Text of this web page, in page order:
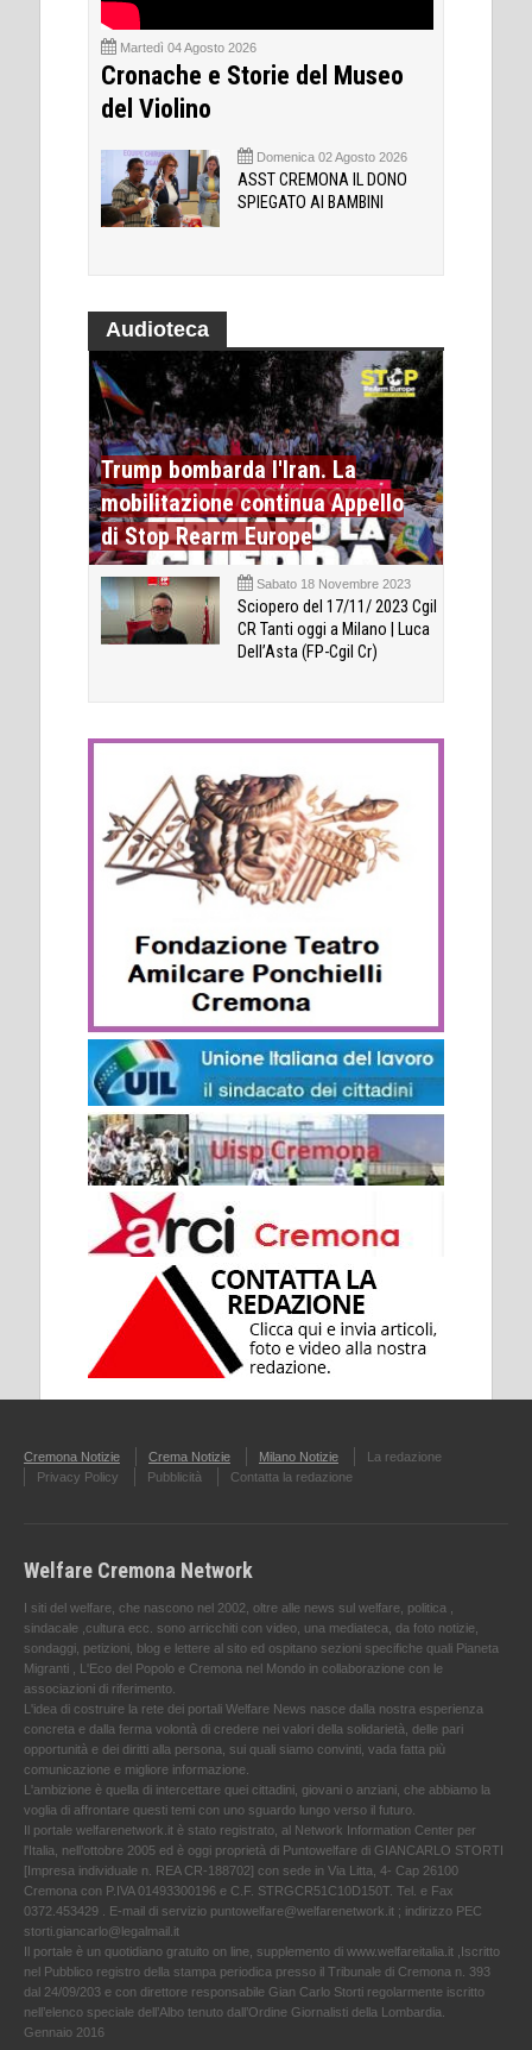
Martedì 04 Agosto 2026
Cronache e Storie del Museo
del Violino
Domenica 02 Agosto 2026
ASST CREMONA IL DONO
SPIEGATO AI BAMBINI
Audioteca
Trump bombarda l'Iran. La
mobilitazione continua Appello
di Stop Rearm Europe
Sabato 18 Novembre 2023
Sciopero del 17/11/ 2023 Cgil
CR Tanti oggi a Milano | Luca
Dell’Asta (FP-Cgil Cr)
Cremona Notizie Crema Notizie Milano Notizie
La redazione
Privacy Policy
Pubblicità Contatta la redazione
Welfare Cremona Network
I siti del welfare, che nascono nel 2002, oltre alle news sul welfare, politica ,
sindacale ,cultura ecc. sono arricchiti con video, una mediateca, da foto notizie,
sondaggi, petizioni, blog e lettere al sito ed ospitano sezioni specifiche quali Pianeta
Migranti , L'Eco del Popolo e Cremona nel Mondo in collaborazione con le
associazioni di riferimento.
L'idea di costruire la rete dei portali Welfare News nasce dalla nostra esperienza
concreta e dalla ferma volontà di credere nei valori della solidarietà, delle pari
opportunità e dei diritti alla persona, sui quali siamo convinti, vada fatta più
comunicazione e migliore informazione.
L'ambizione è quella di intercettare quei cittadini, giovani o anziani, che abbiamo la
voglia di affrontare questi temi con uno sguardo lungo verso il futuro.
Il portale welfarenetwork.it è stato registrato, al Network Information Center per
l'Italia, nell’ottobre 2005 ed è oggi proprietà di Puntowelfare di GIANCARLO STORTI
[Impresa individuale n. REA CR-188702] con sede in Via Litta, 4- Cap 26100
Cremona con P.IVA 01493300196 e C.F. STRGCR51C10D150T. Tel. e Fax
0372.453429 . E-mail di servizio puntowelfare@welfarenetwork.it ; indirizzo PEC
storti.giancarlo@legalmail.it
Il portale è un quotidiano gratuito on line, supplemento di www.welfareitalia.it ,Iscritto
nel Pubblico registro della stampa periodica presso il Tribunale di Cremona n. 393
dal 24/09/203 e con direttore responsabile Gian Carlo Storti regolarmente iscritto
nell’elenco speciale dell’Albo tenuto dall’Ordine Giornalisti della Lombardia.
Gennaio 2016